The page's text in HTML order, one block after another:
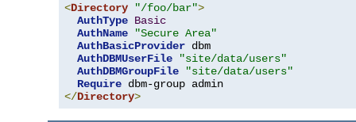
<Directory "/foo/bar">
AuthType Basic
AuthName
"Secure Area"
AuthBasicProvider dbm
AuthDBMUserFile
"site/data/users"
AuthDBMGroupFile
"site/data/users"
Require
</Directory>